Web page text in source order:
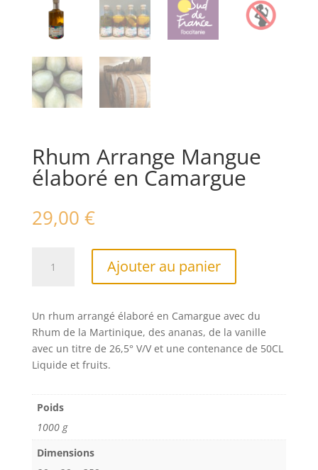
Rhum Arrange Mangue
élaboré en Camargue
29,00 €
Mangue
élaboré
en
Camargue
Ajouter au panier
t
r
n
a
Un rhum arrangé élaboré en Camargue avec du
Rhum de la Martinique, des ananas, de la vanille
avec un titre de 26,5° V/V et une contenance de 50CL
Liquide et fruits.
Poids
1000 g
Dimensions